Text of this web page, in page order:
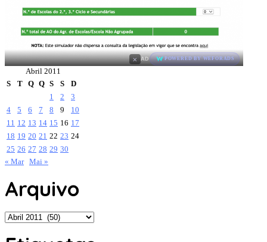
× AD POWERED BY WEFORADS
Abril 2011
S
T Q Q S S
D
1
2
3
4
5 6 7 8 9
10
11 12 13 14 15 16 17
18 19 20 21 22 23 24
25 26 27 28 29 30
« Mar Mai »
Arquivo
Arquivo